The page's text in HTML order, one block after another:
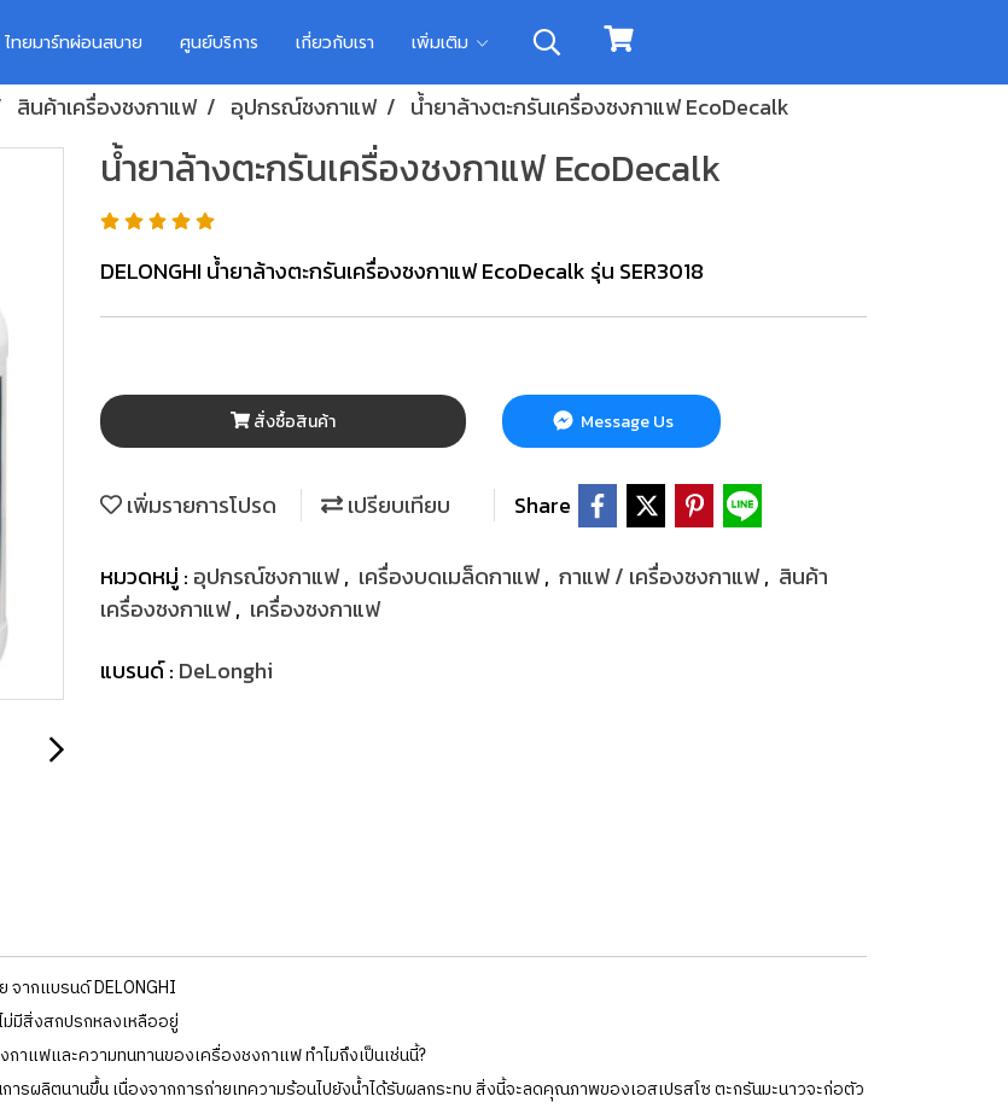
ไทยมาร์ทผ่อนสบาย ศูนย์บริการ เกี่ยวกับเรา เพิ่มเติม
สินค้าเครื่องชงกาแฟ อุปกรณ์ชงกาแฟ น้ำยาล้างตะกรันเครื่องชงกาแฟ EcoDecalk
น้ำยาล้างตะกรันเครื่องชงกาแฟ EcoDecalk
DELONGHI น้ำยาล้างตะกรันเครื่องชงกาแฟ EcoDecalk รุ่น SER3018
สั่งซื้อสินค้า Message Us
เพิ่มรายการโปรด เปรียบเทียบ Share
หมวดหมู่ : อุปกรณ์ชงกาแฟ, เครื่องบดเมล็ดกาแฟ, กาแฟ / เครื่องชงกาแฟ, สินค้า
เครื่องชงกาแฟ, เครื่องชงกาแฟ
แบรนด์ : DeLonghi
จากแบรนด์ DELONGHI
มีสิ่งสกปรกหลงเหลืออยู่
แฟและความทนทานของเครื่องชงกาแฟ ทำไมถึงเป็นเช่นนี้?
ารผลิตนานขึ้น เนื่องจากการถ่ายเทความร้อนไปยังน้ำได้รับผลกระทบ สิ่งนี้จะลดคุณภาพของเอสเปรสโซ ตะกรันมะนาวจะก่อตัว